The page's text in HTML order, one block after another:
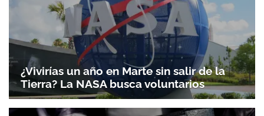
¿Vivirías un año en Marte sin salir de la
Tierra? La NASA busca voluntarios